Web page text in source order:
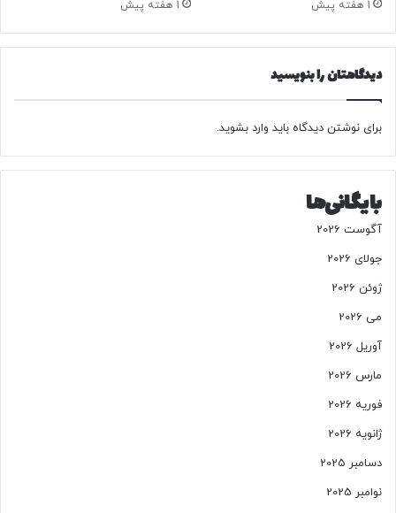
د
د
د
1 هفته پیش 1 هفته پیش
دیدگاهتان را بنویسید
برای نوشتن دیدگاه باید وارد بشوید.
بایگانی‌ها
آگوست 2026
جولای 2026
ژوئن 2026
می 2026
آوریل 2026
مارس 2026
فوریه 2026
ژانویه 2026
دسامبر 2025
نوامبر 2025